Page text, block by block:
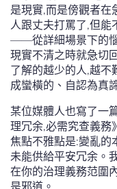
是現實,而是傍觀者在
人跟丈夫打罵了,但能
——從詳細場景下的惱
現實不清之時就急切
了解的越少的人,越不
成蠻橫的、自認為
某位媒體人也寫了一
理冗余,必需究查義務
焦點不雅點是:變亂的
未能供給平安冗余。
在你的治理義務范圍